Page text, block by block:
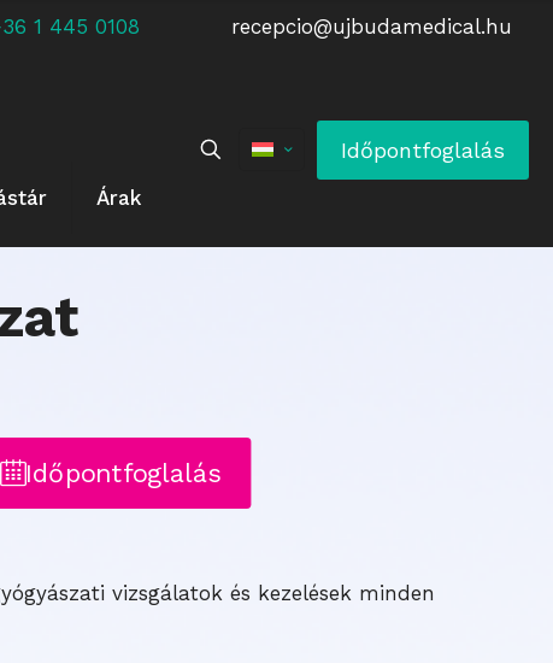
1 445 0108 recepcio@ujbudamedical.hu
Árak
Időpontfoglalás
Időpontfoglalás
vizsgálatok és kezelések minden